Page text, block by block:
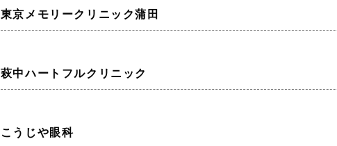
東京メモリークリニック蒲田
萩中ハートフルクリニック
こうじや眼科